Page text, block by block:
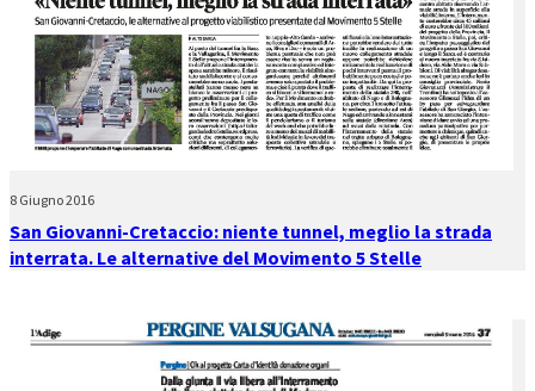
8 Giugno 2016
San Giovanni-Cretaccio: niente tunnel, meglio la strada
interrata. Le alternative del Movimento 5 Stelle